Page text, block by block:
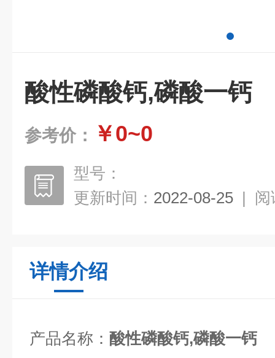
酸性磷酸钙,磷酸一钙
参考价： ￥0~0
型号：
更新时间： 2022-08-25 | 阅
详情介绍
产品名称： 酸性磷酸钙,磷酸一钙